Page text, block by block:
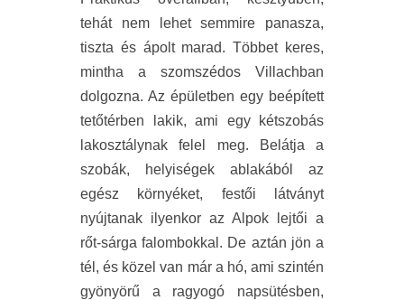
tehát nem lehet semmire panasza,
tiszta és ápolt marad. Többet keres,
mintha a szomszédos Villachban
dolgozna. Az épületben egy beépített
tetőtérben lakik, ami egy kétszobás
lakosztálynak felel meg. Belátja a
szobák, helyiségek ablakából az
egész környéket, festői látványt
nyújtanak ilyenkor az Alpok lejtői a
rőt-sárga falombokkal. De aztán jön a
tél, és közel van már a hó, ami szintén
gyönyörű a ragyogó napsütésben,